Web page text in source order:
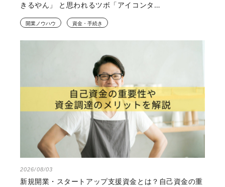
きるやん」 と思われるツボ「アイコンタ…
開業ノウハウ 資金・手続き
2026/08/03
新規開業・スタートアップ支援資金とは？自己資金の重